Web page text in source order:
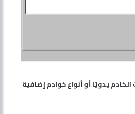
يدويًا أو أنواع خوادم إضافية